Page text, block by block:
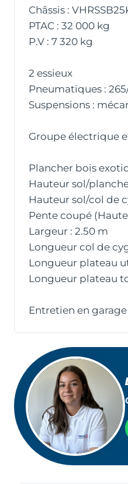
Châssis :
PTAC : 32 000 kg
P.V : 7 320 kg
2 essieux
Pneumatiques :
Suspensions :
Groupe électrique
Plancher bois
Hauteur sol/
Hauteur sol/col de
Pente coupé
Largeur : 2.50 m
Longueur col de
Longueur plateau
Longueur plateau
Entretien en garage